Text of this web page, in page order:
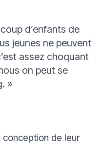
d’enfants de
jeunes ne peuvent
assez choquant
on peut se
. »
conception de leur